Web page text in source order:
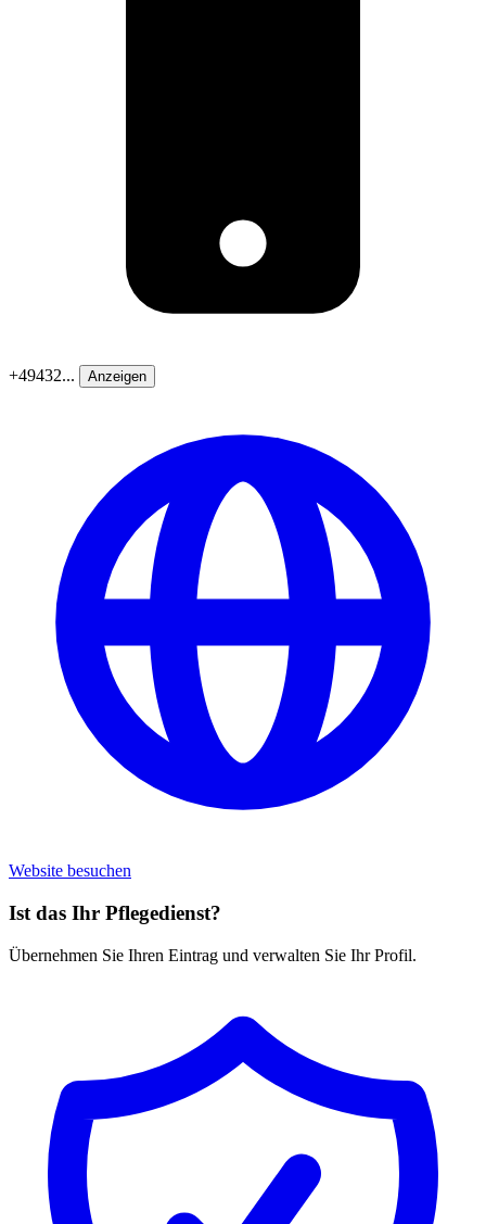
+49432... Anzeigen
Website besuchen
Ist das Ihr Pflegedienst?
Übernehmen Sie Ihren Eintrag und verwalten Sie Ihr Profil.